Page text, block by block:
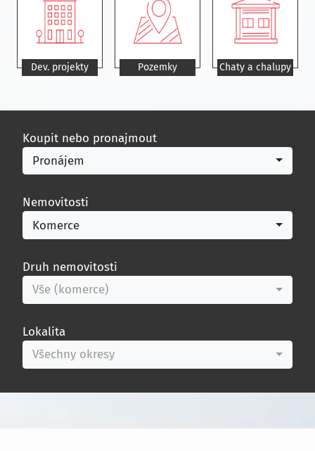
Dev. projekty Pozemky Chaty a chalupy
Koupit nebo pronajmout
Pronájem
Nemovitosti
Komerce
Druh nemovitosti
Vše (komerce)
Lokalita
Všechny okresy